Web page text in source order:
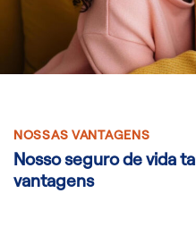
NOSSAS VANTAGENS
Nosso seguro de vida
vantagens